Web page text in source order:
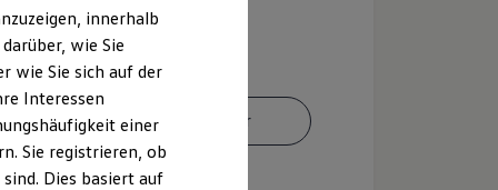
Ansprechpartner
innerhalb
wie Sie
wie Sie sich auf der
Interessen
einer
Sie registrieren, ob
Dies basiert auf